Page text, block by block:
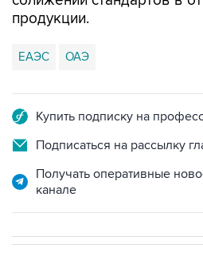
продукции.
ЕАЭС ОАЭ
Купить подписку на
Подписаться на рассылку
Получать оперативные
канале